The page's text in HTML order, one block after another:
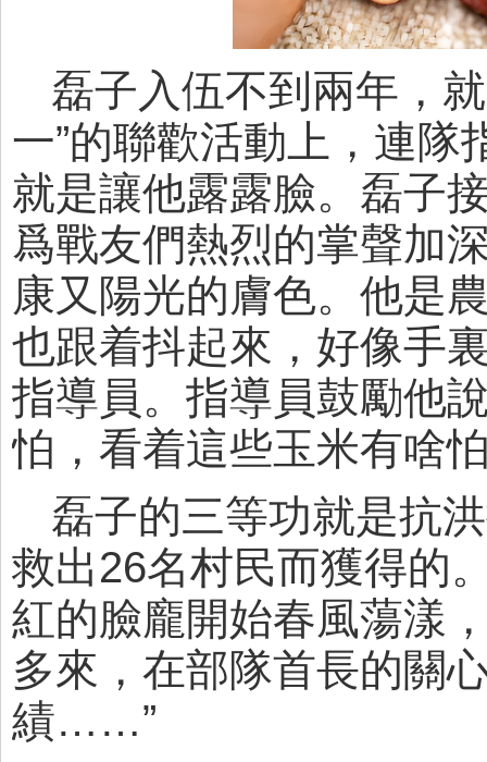
磊子入伍不到兩年，
一”的聯歡活動上，連隊
就是讓他露露臉。磊子
爲戰友們熱烈的掌聲加
康又陽光的膚色。他是
也跟着抖起來，好像手
指導員。指導員鼓勵他
怕，看着這些玉米有啥
磊子的三等功就是抗
救出26名村民而獲得的
紅的臉龐開始春風蕩漾
多來，在部隊首長的關
績……”